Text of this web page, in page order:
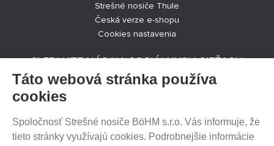
Strešné nosiče Thule
Česká verze e-shopu
Cookies nastavenia
SLEDUJTE NÁS NA SOCIÁLNYCH SIEŤACH
PREDAJ NA SPLÁTKY
Táto webová stránka používa
cookies
Spoločnosť Strešné nosiče BöHM s.r.o. Vás informuje, že
tieto stránky využívajú cookies. Podrobnejšie informácie